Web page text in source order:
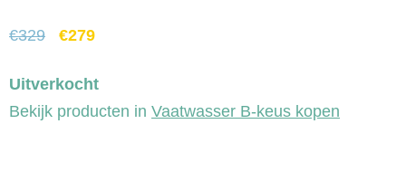
€329 €279
Uitverkocht
Bekijk producten in Vaatwasser B-keus kopen